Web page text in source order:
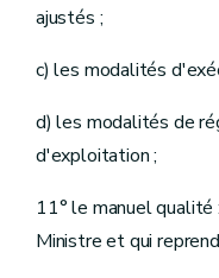
ajustés ;
c) les modalités
d) les modalités de
d'exploitation ;
11° le manuel
Ministre et qui